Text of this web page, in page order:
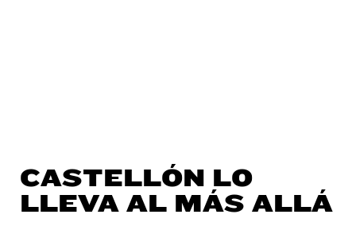
CASTELLÓN LO
LLEVA AL MÁS ALLÁ